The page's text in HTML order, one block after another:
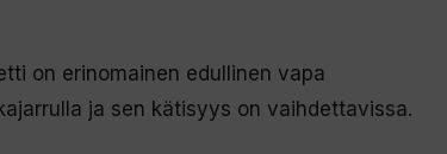
on erinomainen edullinen vapa
ja sen kätisyys on vaihdettavissa.